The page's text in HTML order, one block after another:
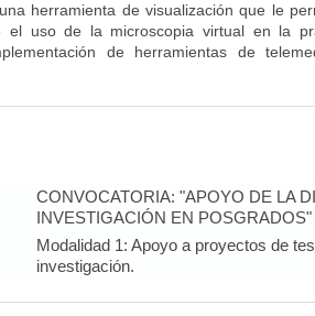
herramienta de visualización que le
el uso de la microscopia virtual en la
de herramientas de
CONVOCATORIA: "APOYO DE LA
INVESTIGACIÓN EN
Modalidad 1: Apoyo a proyectos de
investigación.